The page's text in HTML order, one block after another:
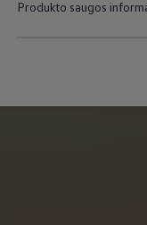
Takata oro
Produkto saugos